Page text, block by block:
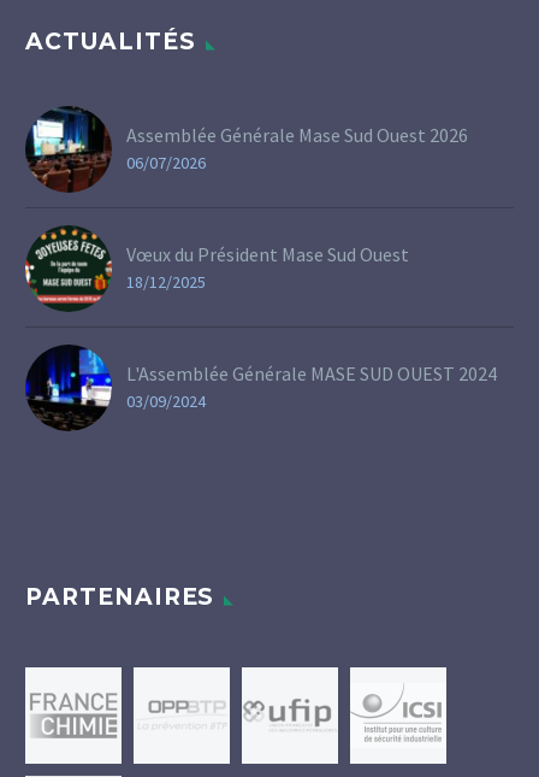
ACTUALITÉS
Assemblée Générale Mase Sud Ouest 2026
06/07/2026
Vœux du Président Mase Sud Ouest
18/12/2025
L'Assemblée Générale MASE SUD OUEST 2024
03/09/2024
PARTENAIRES